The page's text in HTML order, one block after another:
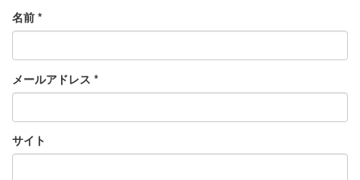
名前 *
メールアドレス *
サイト